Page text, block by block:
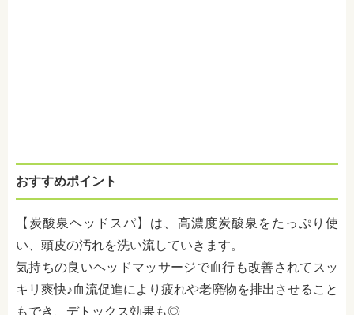
おすすめポイント
【炭酸泉ヘッドスパ】は、高濃度炭酸泉をたっぷり使
い、頭皮の汚れを洗い流していきます。
気持ちの良いヘッドマッサージで血行も改善されてスッ
キリ爽快♪血流促進により疲れや老廃物を排出させること
もでき、デトックス効果も◎